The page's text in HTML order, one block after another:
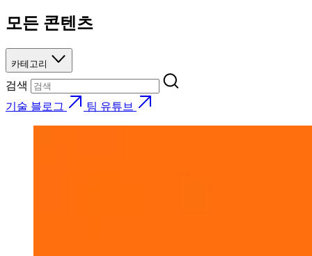
모든 콘텐츠
카테고리
검색
기술 블로그
팀 유튜브